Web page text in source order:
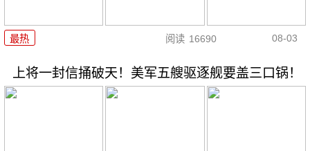
最热 阅读 16690 08-03
上将一封信捅破天！美军五艘驱逐舰要盖三口锅！